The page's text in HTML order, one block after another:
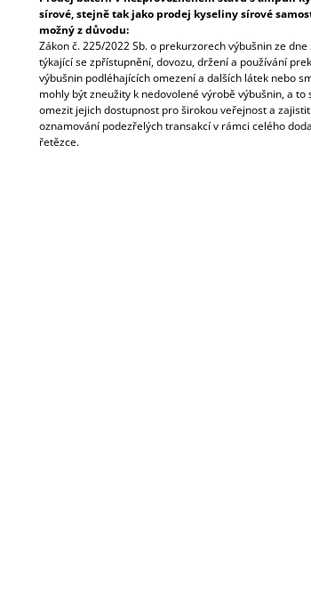
sírové, stejně tak jako prodej kyseliny sírové
možný z důvodu:
Zákon č. 225/2022 Sb. o prekurzorech výbušnin ze dne
týkající se zpřístupnění, dovozu, držení a používání
výbušnin podléhajících omezení a dalších látek nebo
mohly být zneužity k nedovolené výrobě výbušnin, a to
omezit jejich dostupnost pro širokou veřejnost a
oznamování podezřelých transakcí v rámci celého
řetězce.